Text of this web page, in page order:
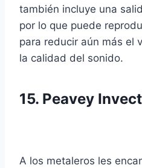
también incluye una
por lo que puede
para reducir aún más el
la calidad del sonido.
15. Peavey
A los metaleros les